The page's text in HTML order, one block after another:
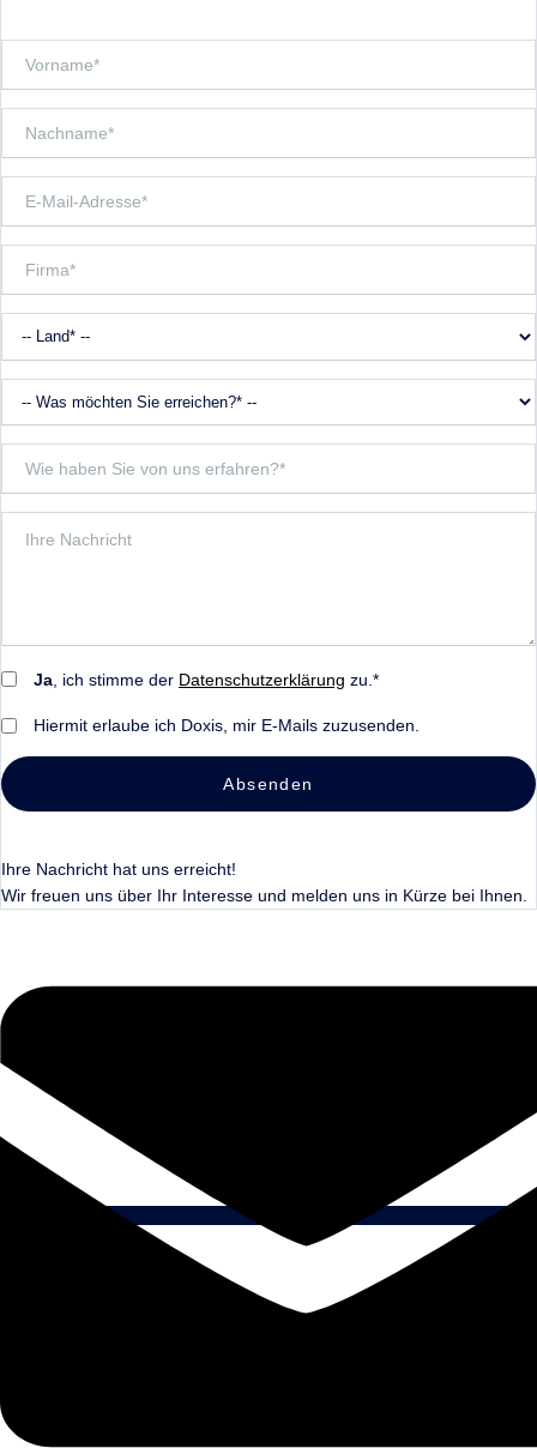
Ja , ich stimme der Datenschutzerklärung zu.*
Hiermit erlaube ich Doxis, mir E-Mails zuzusenden.
Absenden
Ihre Nachricht hat uns erreicht!
Wir freuen uns über Ihr Interesse und melden uns in Kürze bei Ihnen.